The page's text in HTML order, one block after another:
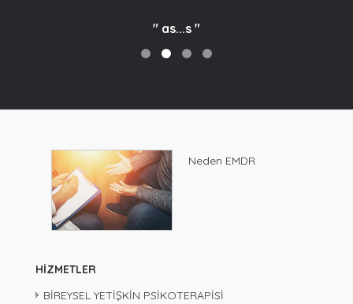
" as...s "
Neden EMDR
HİZMETLER
BİREYSEL YETİŞKİN PSİKOTERAPİSİ